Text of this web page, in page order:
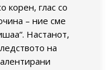
корен, глас со
– ние сме
Настанот,
на